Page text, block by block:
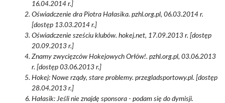
16.04.2014 r.]
Oświadczenie dra Piotra Hałasika. pzhl.org.pl, 06.03.2014 r.
[dostęp 13.03.2014 r.]
Oświadczenie sześciu klubów. hokej.net, 17.09.2013 r. [dostęp
20.09.2013 r.]
Znamy zwycięzców Hokejowych Orłów!. pzhl.org.pl, 03.06.2013
r. [dostęp 03.06.2013 r.]
Hokej: Nowe rządy, stare problemy. przegladsportowy.pl. [dostęp
28.04.2013 r.]
Hałasik: Jeśli nie znajdę sponsora - podam się do dymisji.